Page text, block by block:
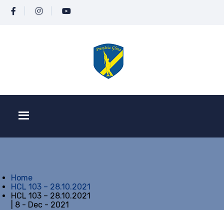
Home
HCL 103 – 28.10.2021
HCL 103 – 28.10.2021
| 8 - Dec - 2021